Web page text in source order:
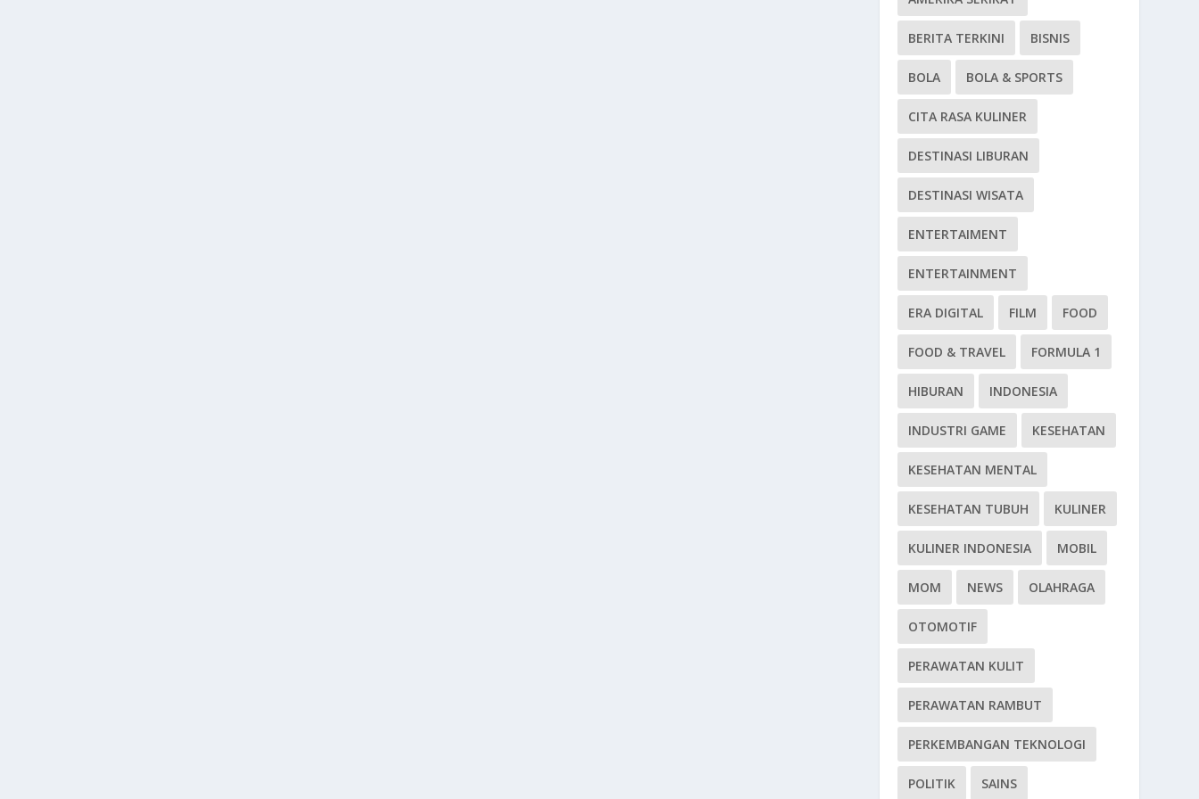
BERITA TERKINI BISNIS
BOLA BOLA & SPORTS
CITA RASA KULINER
DESTINASI LIBURAN
DESTINASI WISATA
ENTERTAIMENT
ENTERTAINMENT
ERA DIGITAL FILM FOOD
FOOD & TRAVEL FORMULA 1
HIBURAN INDONESIA
INDUSTRI GAME KESEHATAN
KESEHATAN MENTAL
KESEHATAN TUBUH KULINER
KULINER INDONESIA MOBIL
MOM NEWS OLAHRAGA
OTOMOTIF
PERAWATAN KULIT
PERAWATAN RAMBUT
PERKEMBANGAN TEKNOLOGI
POLITIK SAINS